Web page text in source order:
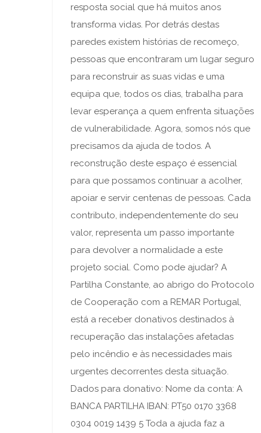
resposta social que há muitos anos
transforma vidas. Por detrás destas
paredes existem histórias de recomeço,
pessoas que encontraram um lugar seguro
para reconstruir as suas vidas e uma
equipa que, todos os dias, trabalha para
levar esperança a quem enfrenta situações
de vulnerabilidade. Agora, somos nós que
precisamos da ajuda de todos. A
reconstrução deste espaço é essencial
para que possamos continuar a acolher,
apoiar e servir centenas de pessoas. Cada
contributo, independentemente do seu
valor, representa um passo importante
para devolver a normalidade a este
projeto social. Como pode ajudar? A
Partilha Constante, ao abrigo do Protocolo
de Cooperação com a REMAR Portugal,
está a receber donativos destinados à
recuperação das instalações afetadas
pelo incêndio e às necessidades mais
urgentes decorrentes desta situação.
Dados para donativo: Nome da conta: A
BANCA PARTILHA IBAN: PT50 0170 3368
0304 0019 1439 5 Toda a ajuda faz a